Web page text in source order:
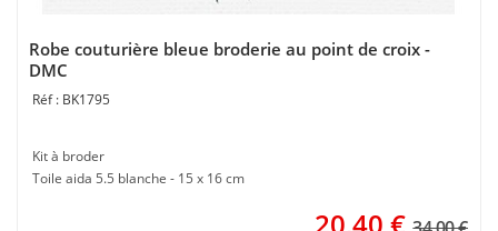
Robe couturière bleue broderie au point de croix -
DMC
BK1795
Kit à broder
Toile aida 5.5 blanche - 15 x 16 cm